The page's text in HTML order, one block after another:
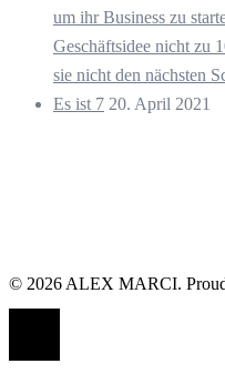
um ihr Business zu
Geschäftsidee nicht zu
sie nicht den nächsten
Es ist 7 20. April 2021
© 2026 ALEX MARCI.